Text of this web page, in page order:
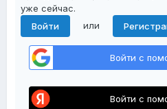
уже сейчас.
Войти
или
Войти с
Войти с